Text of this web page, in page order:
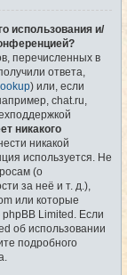
использования и/
перечисленных в
ответа,
) или, если
chat.ru,
никакого
никакой
используется. Не
(о
за неё и т. д.),
или которые
Limited. Если
об использовании
подробного